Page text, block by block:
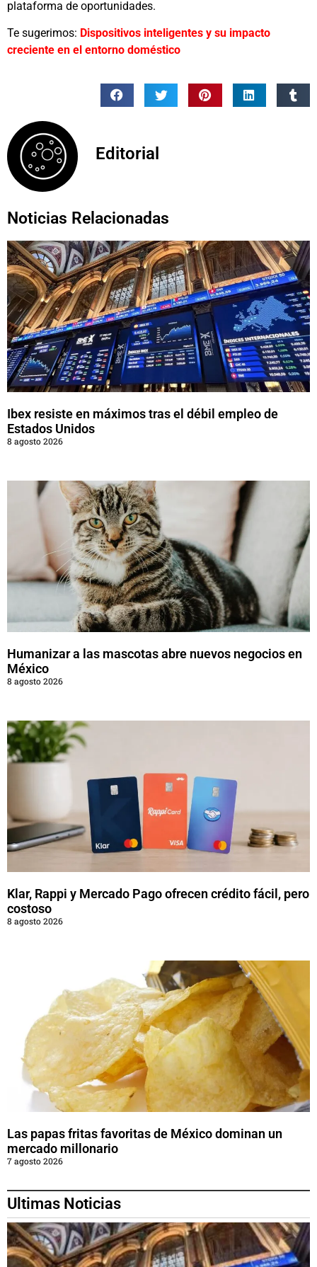
plataforma de oportunidades.
Te sugerimos: Dispositivos inteligentes y su impacto
creciente en el entorno doméstico
Editorial
Noticias Relacionadas
Ibex resiste en máximos tras el débil empleo de
Estados Unidos
8 agosto 2026
Humanizar a las mascotas abre nuevos negocios en
México
8 agosto 2026
Klar, Rappi y Mercado Pago ofrecen crédito fácil, pero
costoso
8 agosto 2026
Las papas fritas favoritas de México dominan un
mercado millonario
7 agosto 2026
Ultimas Noticias